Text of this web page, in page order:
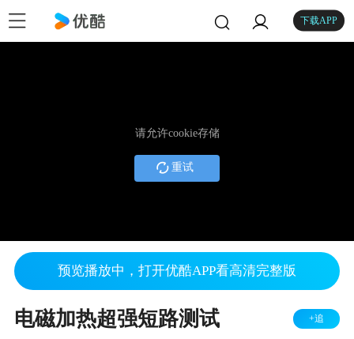
下载APP
请允许cookie存储
重试
预览播放中，打开优酷APP看高清完整版
电磁加热超强短路测试 +追